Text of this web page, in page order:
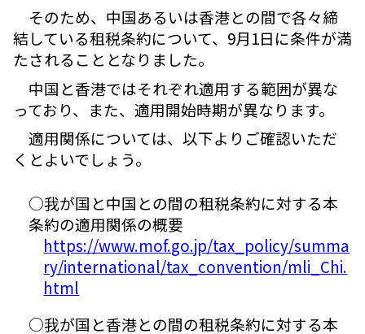
そのため、中国あるいは香港との間で各々締
結している租税条約について、9月1日に条件が満
たされることとなりました。
中国と香港ではそれぞれ適用する範囲が異な
っており、また、適用開始時期が異なります。
適用関係については、以下よりご確認いただ
くとよいでしょう。
○我が国と中国との間の租税条約に対する本
条約の適用関係の概要
https://www.mof.go.jp/tax_policy/summa
ry/international/tax_convention/mli_Chi.
html
○我が国と香港との間の租税条約に対する本